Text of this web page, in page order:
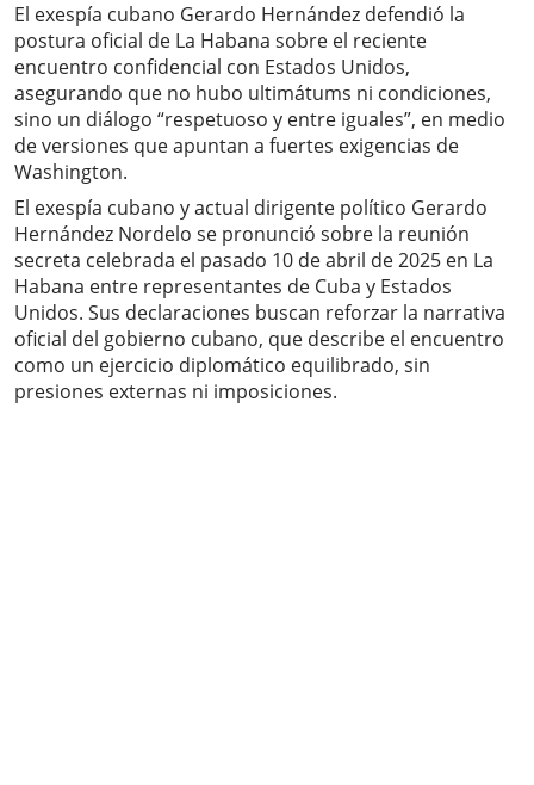
El exespía cubano Gerardo Hernández defendió la
postura oficial de La Habana sobre el reciente
encuentro confidencial con Estados Unidos,
asegurando que no hubo ultimátums ni condiciones,
sino un diálogo “respetuoso y entre iguales”, en medio
de versiones que apuntan a fuertes exigencias de
Washington.
El exespía cubano y actual dirigente político Gerardo
Hernández Nordelo se pronunció sobre la reunión
secreta celebrada el pasado 10 de abril de 2025 en La
Habana entre representantes de Cuba y Estados
Unidos. Sus declaraciones buscan reforzar la narrativa
oficial del gobierno cubano, que describe el encuentro
como un ejercicio diplomático equilibrado, sin
presiones externas ni imposiciones.